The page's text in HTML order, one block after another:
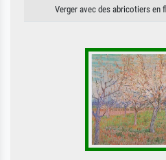
Verger avec des abricotiers en